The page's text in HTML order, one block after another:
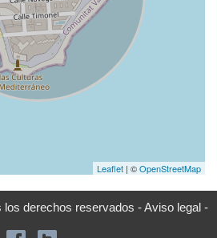
Leaflet | ©OpenStreetMap
los derechos reservados -Aviso legal -